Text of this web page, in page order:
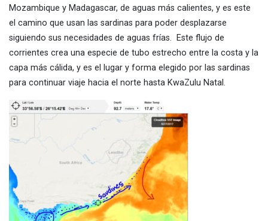
Mozambique y Madagascar, de aguas más calientes, y es este
el camino que usan las sardinas para poder desplazarse
siguiendo sus necesidades de aguas frías. Este flujo de
corrientes crea una especie de tubo estrecho entre la costa y la
capa más cálida, y es el lugar y forma elegido por las sardinas
para continuar viaje hacia el norte hasta KwaZulu Natal.